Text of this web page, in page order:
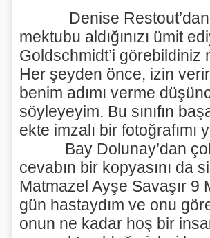
Denise Restout’dan 9
mektubu aldığınızı ümit
Goldschmidt’i görebildiniz
Her şeyden önce, izin
benim adımı verme
söyleyeyim. Bu sınıfın
ekte imzalı bir fotoğrafımı
Bay Dolunay’dan çok
cevabın bir kopyasını da
Matmazel Ayşe Savaşır 9
gün hastaydım ve onu
onun ne kadar hoş bir